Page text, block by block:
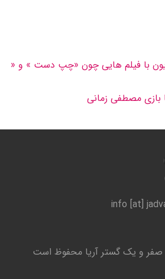
با فیلم هایی چون «چپ دست » و «
بازی مصطفی زمانی
info [at]
صفر و یک گستر آریا محفوظ است